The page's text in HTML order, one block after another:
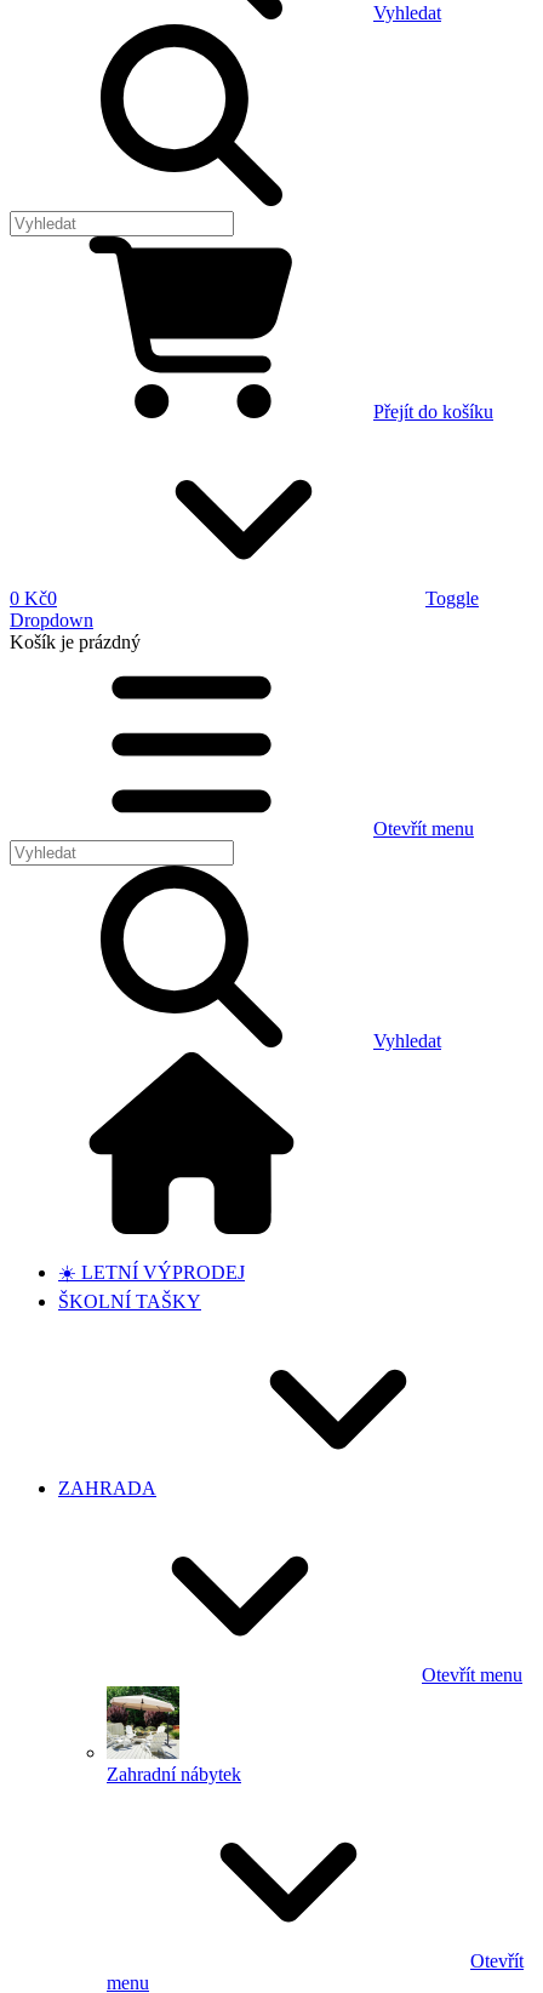
Vyhledat
Přejít do košíku
0 Kč0
Toggle
Dropdown
Košík je prázdný
Otevřít menu
Vyhledat
☀️ LETNÍ VÝPRODEJ
ŠKOLNÍ TAŠKY
ZAHRADA
Otevřít menu
Zahradní nábytek
Otevřít
menu